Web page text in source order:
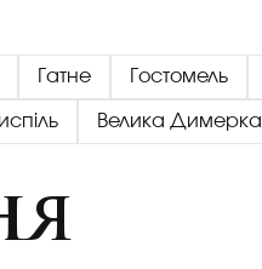
Гатне Гостомель
Велика Димерка